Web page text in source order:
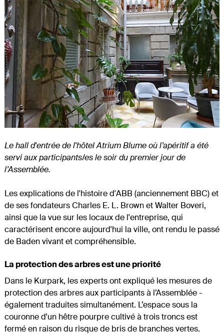
Le hall d'entrée de l'hôtel Atrium Blume où l’apéritif a été
servi aux participants/es le soir du premier jour de
l’Assemblée.
Les explications de l'histoire d'ABB (anciennement BBC) et
de ses fondateurs Charles E. L. Brown et Walter Boveri,
ainsi que la vue sur les locaux de l'entreprise, qui
caractérisent encore aujourd'hui la ville, ont rendu le passé
de Baden vivant et compréhensible.
La protection des arbres est une priorité
Dans le Kurpark, les experts ont expliqué les mesures de
protection des arbres aux participants à l’Assemblée -
également traduites simultanément. L’espace sous la
couronne d'un hêtre pourpre cultivé à trois troncs est
fermé en raison du risque de bris de branches vertes.